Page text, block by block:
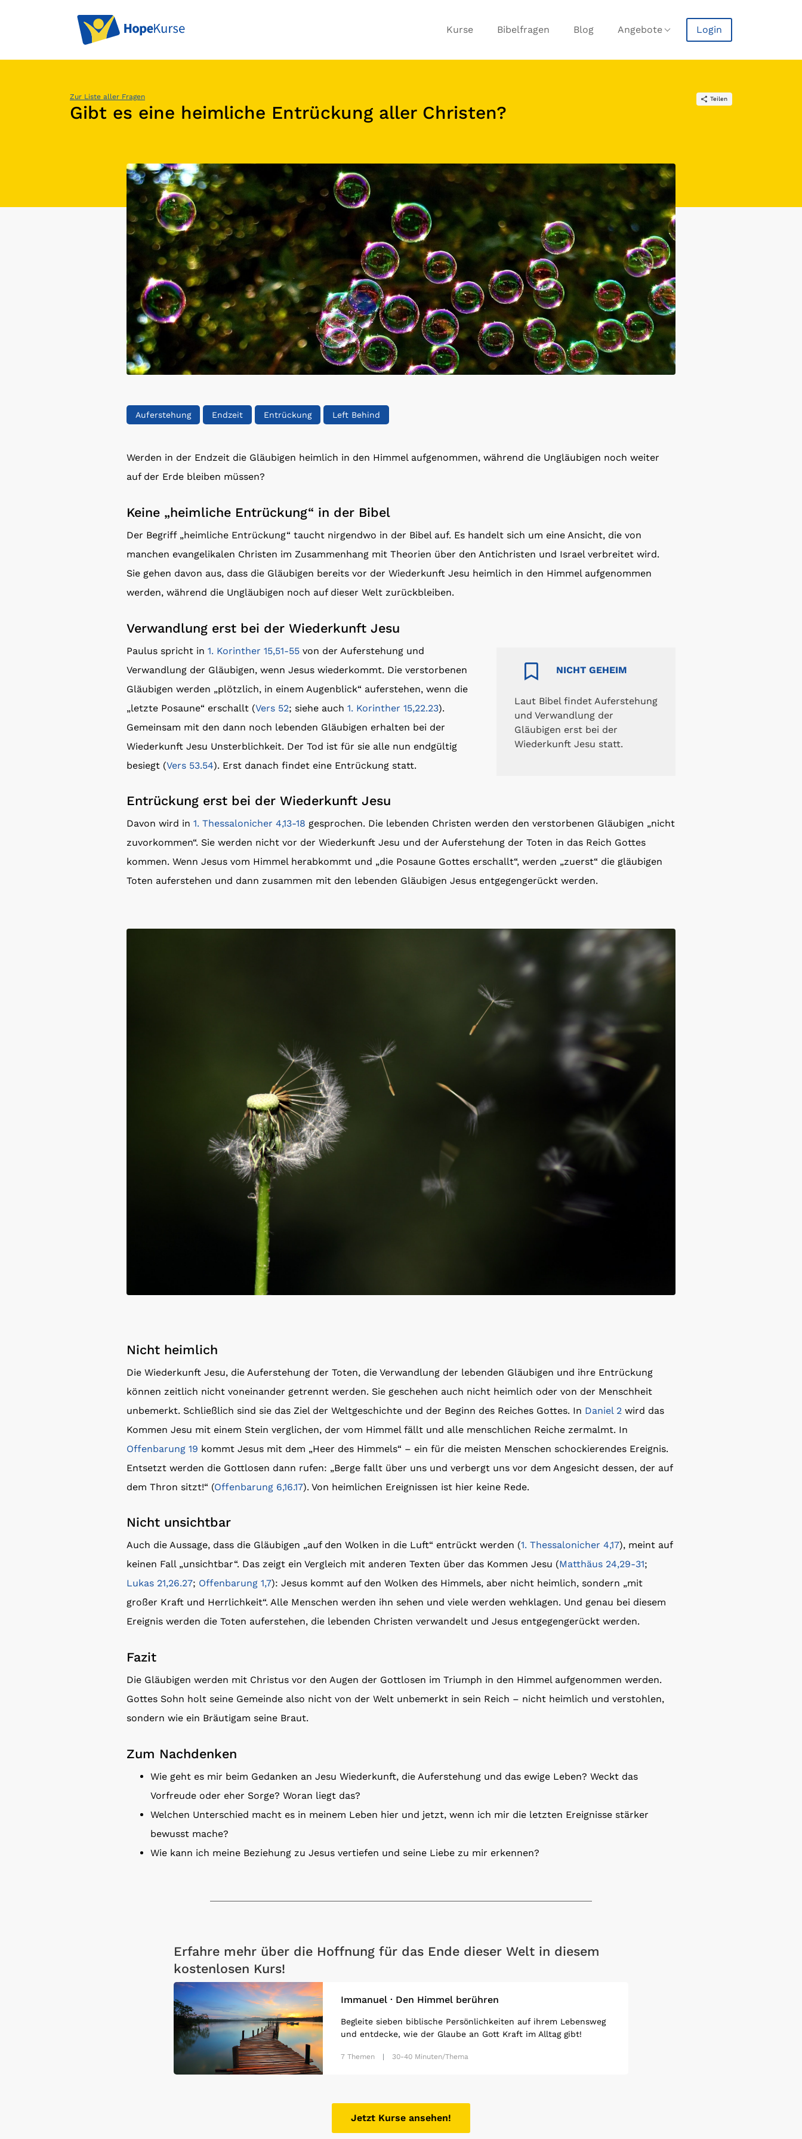
Kurse Bibelfragen Blog Angebote Login
Zur Liste aller Fragen Teilen
Gibt es eine heimliche Entrückung aller Christen?
Auferstehung Endzeit Entrückung Left Behind
Werden in der Endzeit die Gläubigen heimlich in den Himmel aufgenommen, während die Ungläubigen noch weiter
auf der Erde bleiben müssen?
Keine „heimliche Entrückung“ in der Bibel
Der Begriff „heimliche Entrückung“ taucht nirgendwo in der Bibel auf. Es handelt sich um eine Ansicht, die von
manchen evangelikalen Christen im Zusammenhang mit Theorien über den Antichristen und Israel verbreitet wird.
Sie gehen davon aus, dass die Gläubigen bereits vor der Wiederkunft Jesu heimlich in den Himmel aufgenommen
werden, während die Ungläubigen noch auf dieser Welt zurückbleiben.
Verwandlung erst bei der Wiederkunft Jesu
NICHT GEHEIM
Laut Bibel findet Auferstehung
und Verwandlung der
Gläubigen erst bei der
Wiederkunft Jesu statt.
Paulus spricht in 1. Korinther 15,51-55 von der Auferstehung und
Verwandlung der Gläubigen, wenn Jesus wiederkommt. Die verstorbenen
Gläubigen werden „plötzlich, in einem Augenblick“ auferstehen, wenn die
„letzte Posaune“ erschallt (Vers 52; siehe auch 1. Korinther 15,22.23).
Gemeinsam mit den dann noch lebenden Gläubigen erhalten bei der
Wiederkunft Jesu Unsterblichkeit. Der Tod ist für sie alle nun endgültig
besiegt (Vers 53.54). Erst danach findet eine Entrückung statt.
Entrückung erst bei der Wiederkunft Jesu
Davon wird in 1. Thessalonicher 4,13-18 gesprochen. Die lebenden Christen werden den verstorbenen Gläubigen „nicht
zuvorkommen“. Sie werden nicht vor der Wiederkunft Jesu und der Auferstehung der Toten in das Reich Gottes
kommen. Wenn Jesus vom Himmel herabkommt und „die Posaune Gottes erschallt“, werden „zuerst“ die gläubigen
Toten auferstehen und dann zusammen mit den lebenden Gläubigen Jesus entgegengerückt werden.
Nicht heimlich
Die Wiederkunft Jesu, die Auferstehung der Toten, die Verwandlung der lebenden Gläubigen und ihre Entrückung
können zeitlich nicht voneinander getrennt werden. Sie geschehen auch nicht heimlich oder von der Menschheit
unbemerkt. Schließlich sind sie das Ziel der Weltgeschichte und der Beginn des Reiches Gottes. In Daniel 2 wird das
Kommen Jesu mit einem Stein verglichen, der vom Himmel fällt und alle menschlichen Reiche zermalmt. In
Offenbarung 19 kommt Jesus mit dem „Heer des Himmels“ – ein für die meisten Menschen schockierendes Ereignis.
Entsetzt werden die Gottlosen dann rufen: „Berge fallt über uns und verbergt uns vor dem Angesicht dessen, der auf
dem Thron sitzt!“ (Offenbarung 6,16.17). Von heimlichen Ereignissen ist hier keine Rede.
Nicht unsichtbar
Auch die Aussage, dass die Gläubigen „auf den Wolken in die Luft“ entrückt werden (1. Thessalonicher 4,17), meint auf
keinen Fall „unsichtbar“. Das zeigt ein Vergleich mit anderen Texten über das Kommen Jesu (Matthäus 24,29-31;
Lukas 21,26.27; Offenbarung 1,7): Jesus kommt auf den Wolken des Himmels, aber nicht heimlich, sondern „mit
großer Kraft und Herrlichkeit“. Alle Menschen werden ihn sehen und viele werden wehklagen. Und genau bei diesem
Ereignis werden die Toten auferstehen, die lebenden Christen verwandelt und Jesus entgegengerückt werden.
Fazit
Die Gläubigen werden mit Christus vor den Augen der Gottlosen im Triumph in den Himmel aufgenommen werden.
Gottes Sohn holt seine Gemeinde also nicht von der Welt unbemerkt in sein Reich – nicht heimlich und verstohlen,
sondern wie ein Bräutigam seine Braut.
Zum Nachdenken
Wie geht es mir beim Gedanken an Jesu Wiederkunft, die Auferstehung und das ewige Leben? Weckt das
Vorfreude oder eher Sorge? Woran liegt das?
Welchen Unterschied macht es in meinem Leben hier und jetzt, wenn ich mir die letzten Ereignisse stärker
bewusst mache?
Wie kann ich meine Beziehung zu Jesus vertiefen und seine Liebe zu mir erkennen?
Erfahre mehr über die Hoffnung für das Ende dieser Welt in diesem
kostenlosen Kurs!
Immanuel · Den Himmel berühren
Begleite sieben biblische Persönlichkeiten auf ihrem Lebensweg
und entdecke, wie der Glaube an Gott Kraft im Alltag gibt!
7 Themen 30-40 Minuten/Thema
Open Link
Jetzt Kurse ansehen!